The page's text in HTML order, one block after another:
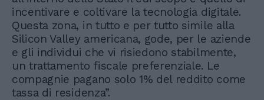
incentivare e coltivare la tecnologia digitale.
Questa zona, in tutto e per tutto simile alla
Silicon Valley americana, gode, per le aziende
e gli individui che vi risiedono stabilmente,
un trattamento fiscale preferenziale. Le
compagnie pagano solo 1% del reddito come
tassa di residenza”.